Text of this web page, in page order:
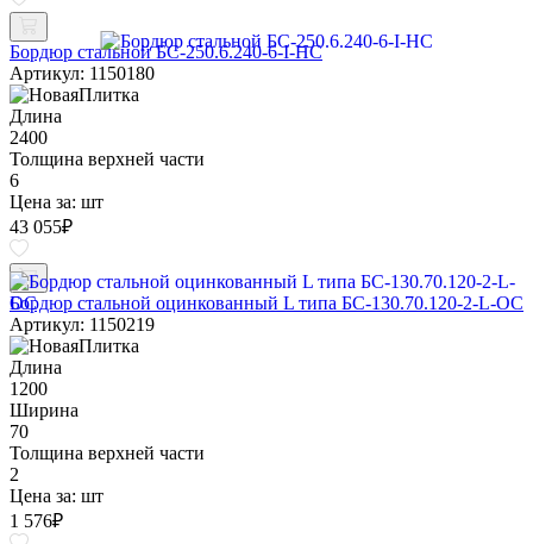
Бордюр стальной БС-250.6.240-6-I-НС
Артикул: 1150180
Длина
2400
Толщина верхней части
6
Цена за: шт
43 055₽
Бордюр стальной оцинкованный L типа БС-130.70.120-2-L-ОС
Артикул: 1150219
Длина
1200
Ширина
70
Толщина верхней части
2
Цена за: шт
1 576₽